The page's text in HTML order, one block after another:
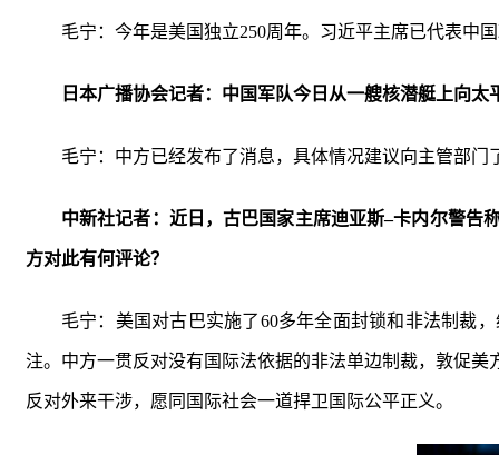
毛宁：今年是美国独立250周年。习近平主席已代表中
日本广播协会记者：中国军队今日从一艘核潜艇上向
毛宁：中方已经发布了消息，具体情况建议向主管部
中新社记者：近日，古巴国家主席迪亚斯–卡内尔警告
方对此有何评论？
毛宁：美国对古巴实施了60多年全面封锁和非法制裁
注。中方一贯反对没有国际法依据的非法单边制裁，敦促
反对外来干涉，愿同国际社会一道捍卫国际公平正义。